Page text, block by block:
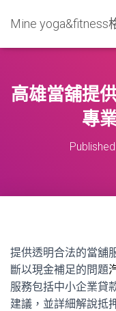
Mine yoga&fitness
高雄當舖提
專
提供透明合法的當舖
斷以現金補足的問題
服務包括中小企業貸
建議，並詳細解說抵